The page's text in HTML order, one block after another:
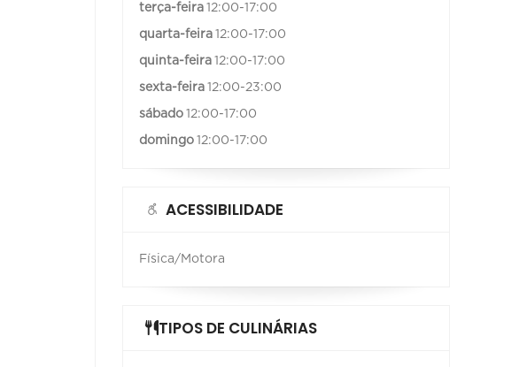
terça-feira 12:00-17:00
quarta-feira 12:00-17:00
quinta-feira 12:00-17:00
sexta-feira 12:00-23:00
sábado 12:00-17:00
domingo 12:00-17:00
ACESSIBILIDADE
Física/Motora
TIPOS DE CULINÁRIAS